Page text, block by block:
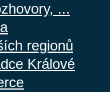
...
regionů
Králové